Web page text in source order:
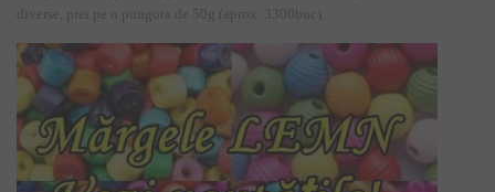
diverse, pret pe o punguta de 50g (aprox. 3300buc).